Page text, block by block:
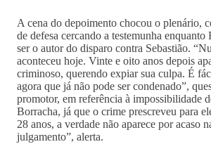
A cena do depoimento chocou o plenário,
de defesa cercando a testemunha
ser o autor do disparo contra Sebastião.
aconteceu hoje. Vinte e oito anos depois
criminoso, querendo expiar sua culpa. É
agora que já não pode ser condenado”,
promotor, em referência à impossibilidade
Borracha, já que o crime prescreveu para
28 anos, a verdade não aparece por acaso
julgamento”, alerta.